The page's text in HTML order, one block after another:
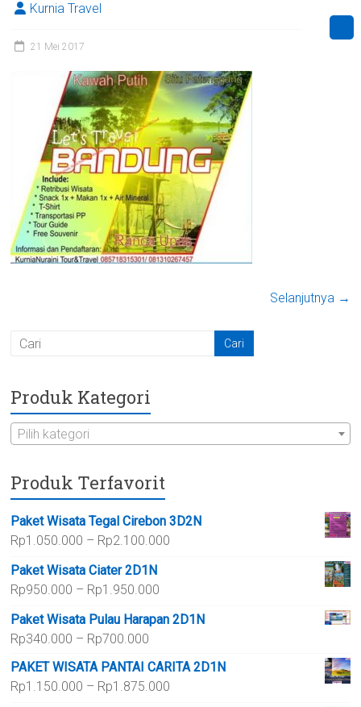
Kurnia Travel
21 Mei 2017
Selanjutnya →
Produk Kategori
Pilih kategori
Produk Terfavorit
Paket Wisata Tegal Cirebon 3D2N
Rp1.050.000 – Rp2.100.000
Rp2.100.000
Paket Wisata Ciater 2D1N
Rp950.000 – Rp1.950.000
Rp950.000
Rp1.950.000
Paket Wisata Pulau Harapan 2D1N
Rp340.000 – Rp700.000
harga:
Rp340.000
hingga
PAKET WISATA PANTAI CARITA 2D1N
Rp1.150.000 – Rp1.875.000